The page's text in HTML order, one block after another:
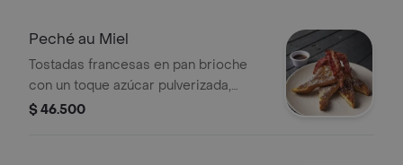
Peché au Miel
Tostadas francesas en pan brioche
con un toque azúcar pulverizada,
tocineta y miel
$ 46.500